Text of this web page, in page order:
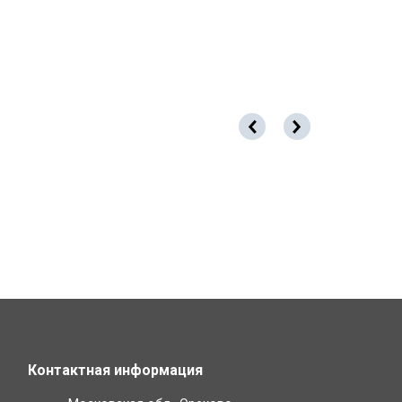
Контактная информация